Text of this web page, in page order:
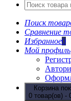
Поиск
Сравнение
Избранное0
Мой профиль
Корзина
0 товар(ов) -